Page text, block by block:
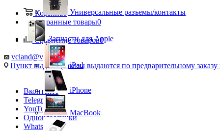
Корзина0
Избранные товары0
Сравнение товаров0
vcland@vcland.ru
Пункт выдачи (заказы выдаются по предварительному заказу
Вконтакте
Telegram
YouTube
Одноклассники
WhatsApp
Универсальные разъемы/контакты
Запчасти для Apple
iPad
iPhone
MacBook